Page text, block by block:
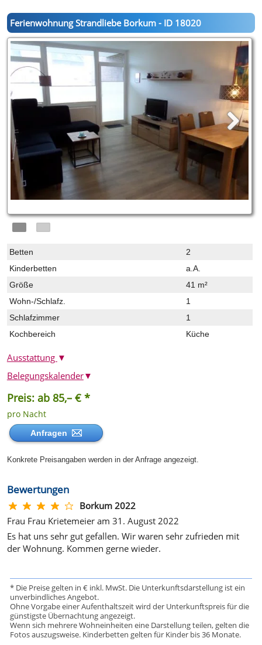
Ferienwohnung Strandliebe Borkum - ID 18020
Betten
2
Kinderbetten
a.A.
Größe
41 m²
Wohn-/Schlafz.
1
Schlafzimmer
1
Kochbereich
Küche
Ausstattung ▼
Preis: ab 85,– € *
pro Nacht
Anfragen
Konkrete Preisangaben werden in der Anfrage angezeigt.
Belegungskalender▼
Bewertungen
Borkum 2022
Frau Frau Krietemeier am 31. August 2022
Es hat uns sehr gut gefallen. Wir waren sehr zufrieden mit
der Wohnung. Kommen gerne wieder.
* Die Preise gelten in € inkl. MwSt. Die Unterkunftsdarstellung ist ein
unverbindliches Angebot.
Ohne Vorgabe einer Aufenthaltszeit wird der Unterkunftspreis für die
günstigste Übernachtung angezeigt.
Wenn sich mehrere Wohneinheiten eine Darstellung teilen, gelten die
Fotos auszugsweise. Kinderbetten gelten für Kinder bis 36 Monate.